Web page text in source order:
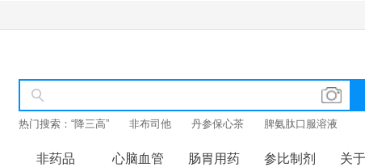
热门搜索： “降三高” 非布司他 丹参保心茶 脾氨肽口服溶液
非药品 心脑血管 肠胃用药 参比制剂 关